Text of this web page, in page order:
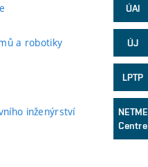
a robotiky
inženýrství
ÚAI
ÚJ
LPTP
NETME
Centre